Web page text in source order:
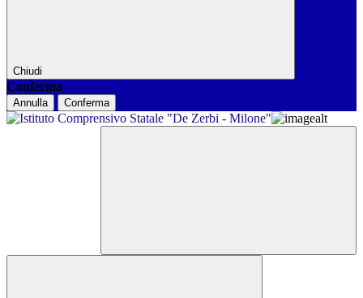
Chiudi
Conferma
Annulla Conferma